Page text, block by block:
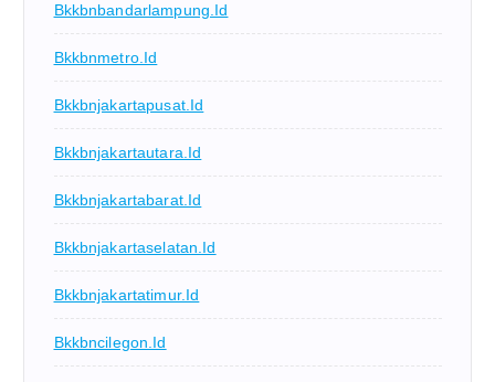
Bkkbnbandarlampung.id
Bkkbnmetro.id
Bkkbnjakartapusat.id
Bkkbnjakartautara.id
Bkkbnjakartabarat.id
Bkkbnjakartaselatan.id
Bkkbnjakartatimur.id
Bkkbncilegon.id